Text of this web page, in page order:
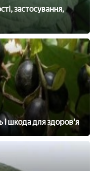
застосування,
і шкода для здоров'я